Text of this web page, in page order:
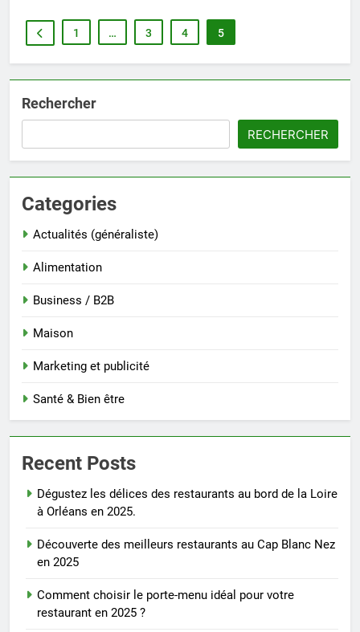
1 … 3 4 5
Rechercher
RECHERCHER
Categories
Actualités (généraliste)
Alimentation
Business / B2B
Maison
Marketing et publicité
Santé & Bien être
Recent Posts
Dégustez les délices des restaurants au bord de la Loire
à Orléans en 2025.
Découverte des meilleurs restaurants au Cap Blanc Nez
en 2025
Comment choisir le porte-menu idéal pour votre
restaurant en 2025 ?